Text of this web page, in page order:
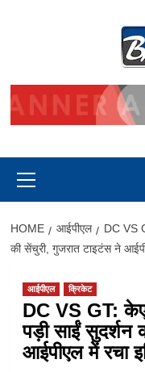
Menu
HOME आईपीएल
DC VS
की सेंचुरी, गुजरात टाइटंस ने
आईपीएल क्रिकेट
DC VS GT:
पड़ी साईं सुदर्शन
आईपीएल में रचा